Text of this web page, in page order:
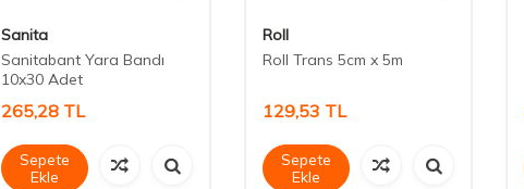
Sanita
Sanitabant Yara Bandı
10x30 Adet
265,28 TL
Sepete
Ekle
Roll
Roll Trans 5cm x 5m
129,53 TL
Sepete
Ekle